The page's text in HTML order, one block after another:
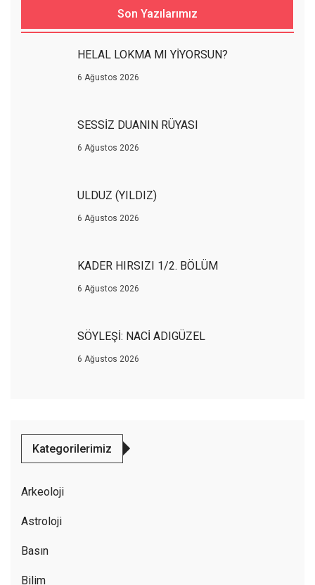
Son Yazılarımız
HELAL LOKMA MI YİYORSUN?
6 Ağustos 2026
SESSİZ DUANIN RÜYASI
6 Ağustos 2026
ULDUZ (YILDIZ)
6 Ağustos 2026
KADER HIRSIZI 1/2. BÖLÜM
6 Ağustos 2026
SÖYLEŞİ: NACİ ADIGÜZEL
6 Ağustos 2026
Kategorilerimiz
Arkeoloji
Astroloji
Basın
Bilim